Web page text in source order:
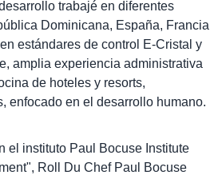
trabajé en diferentes
Dominicana, España, Francia
estándares de control E-Cristal y
amplia experiencia administrativa
de hoteles y resorts,
enfocado en el desarrollo humano.
el instituto Paul Bocuse Institute
Roll Du Chef Paul Bocuse